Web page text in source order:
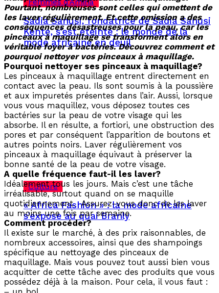
Sadia Sanusi, fondatrice de Sadia Sanusi
Kente, s’est éteinte : le monde de la
mode africaine en deuil
Culture
« Africa Fashion » : la mode africaine
s’expose au quai Branly
Pourtant, nombreuses sont celles qui omettent de
les laver régulièrement. Et cette omission a des
conséquences désastreuses pour la peau, car les
pinceaux à maquillage se transforment alors en
véritable foyer à bactéries. Découvrez comment et
pourquoi nettoyer vos pinceaux à maquillage.
Pourquoi nettoyer ses pinceaux à maquillage?
Les pinceaux à maquillage entrent directement en
contact avec la peau. Ils sont soumis à la poussière
et aux impuretés présentes dans l’air. Aussi, lorsque
vous vous maquillez, vous déposez toutes ces
bactéries sur la peau de votre visage qui les
absorbe. Il en résulte, a fortiori, une obstruction des
pores et par conséquent l’apparition de boutons et
autres points noirs. Laver régulièrement vos
pinceaux à maquillage équivaut à préserver la
bonne santé de la peau de votre visage.
A quelle fréquence faut-il les laver?
Idéalement tous les jours. Mais c’est une tâche
irréalisable, surtout quand on se maquille
quotidiennement. Assurez-vous donc de les laver
au moins une fois par semaine.
Comment procéder?
Il existe sur le marché, à des prix raisonnables, de
nombreux accessoires, ainsi que des shampoings
spécifique au nettoyage des pinceaux de
maquillage. Mais vous pouvez tout aussi bien vous
acquitter de cette tâche avec des produits que vous
possédez déjà à la maison. Pour cela, il vous faut :